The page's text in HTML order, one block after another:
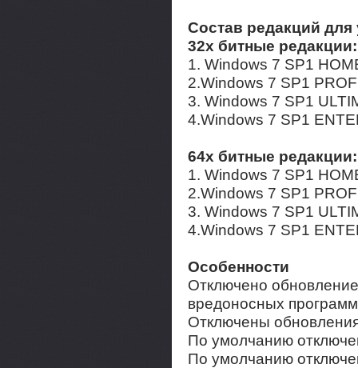
Состав редакций для
32х битные редакции:
1. Windows 7 SP1
2.Windows 7 SP1
3. Windows 7 SP1
4.Windows 7 SP1
64х битные редакции:
1. Windows 7 SP1
2.Windows 7 SP1
3. Windows 7 SP1
4.Windows 7 SP1
Особенности
Отключено
вредоносных
Отключены
По умолчанию
По умолчанию